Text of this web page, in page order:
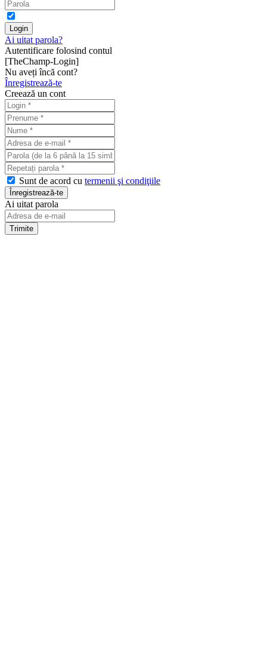
Ai uitat parola?
Autentificare folosind contul
[TheChamp-Login]
Nu aveți încă cont?
Înregistrează-te
Creează un cont
Sunt de acord cu termenii şi condiţiile
Ai uitat parola